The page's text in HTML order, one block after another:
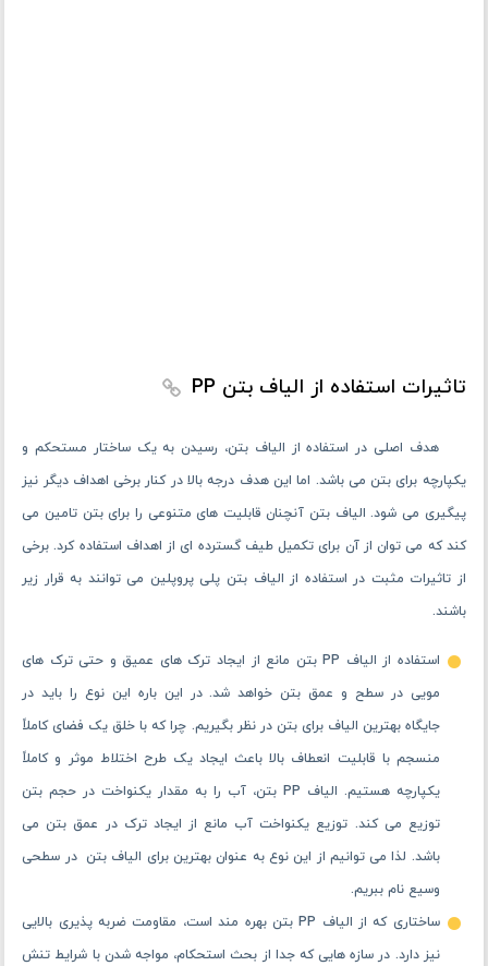
تاثیرات استفاده از الیاف بتن PP
هدف اصلی در استفاده از الیاف بتن، رسیدن به یک ساختار مستحکم و
یکپارچه برای بتن می باشد. اما این هدف درجه بالا در کنار برخی اهداف دیگر نیز
پیگیری می شود. الیاف بتن آنچنان قابلیت های متنوعی را برای بتن تامین می‌
کند که می‌ توان از آن برای تکمیل طیف گسترده ‌ای از اهداف استفاده کرد. برخی
از تاثیرات مثبت در استفاده از الیاف بتن پلی پروپلین می توانند به قرار زیر
باشند.
استفاده از الیاف PP بتن مانع از ایجاد ترک های عمیق و حتی ترک های
مویی در سطح و عمق بتن خواهد شد. در این باره این نوع را باید در
جایگاه بهترین الیاف برای بتن در نظر بگیریم. چرا که با خلق یک فضای کاملاً
منسجم با قابلیت انعطاف بالا باعث ایجاد یک طرح اختلاط موثر و کاملاً
یکپارچه هستیم. الیاف PP بتن، آب را به مقدار یکنواخت در حجم بتن
توزیع می ‌کند. توزیع یکنواخت آب مانع از ایجاد ترک در عمق بتن می
باشد. لذا می توانیم از این نوع به عنوان بهترین برای الیاف بتن در سطحی
وسیع نام ببریم.
ساختاری که از الیاف PP بتن بهره‌ مند است، مقاومت ضربه پذیری بالایی
نیز دارد. در سازه هایی که جدا از بحث استحکام، مواجه شدن با شرایط تنش